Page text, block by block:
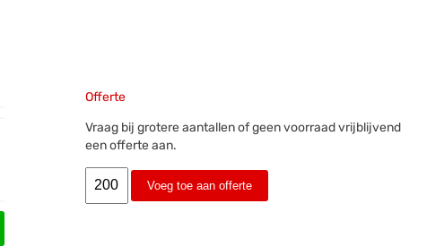
Offerte
Vraag bij grotere aantallen of geen voorraad vrijblijvend
een offerte aan.
Voeg toe aan offerte